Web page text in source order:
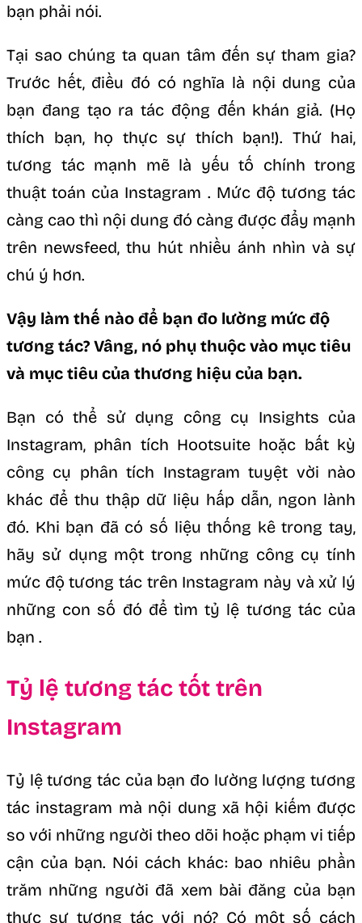
bạn phải nói.
Tại sao chúng ta quan tâm đến sự tham gia?
Trước hết, điều đó có nghĩa là nội dung của
bạn đang tạo ra tác động đến khán giả. (Họ
thích bạn, họ thực sự thích bạn!). Thứ hai,
tương tác mạnh mẽ là yếu tố chính trong
thuật toán của Instagram . Mức độ tương tác
càng cao thì nội dung đó càng được đẩy mạnh
trên newsfeed, thu hút nhiều ánh nhìn và sự
chú ý hơn.
Vậy làm thế nào để bạn đo lường mức độ
tương tác? Vâng, nó phụ thuộc vào mục tiêu
và mục tiêu của thương hiệu của bạn.
Bạn có thể sử dụng công cụ Insights của
Instagram, phân tích Hootsuite hoặc bất kỳ
công cụ phân tích Instagram tuyệt vời nào
khác để thu thập dữ liệu hấp dẫn, ngon lành
đó. Khi bạn đã có số liệu thống kê trong tay,
hãy sử dụng một trong những công cụ tính
mức độ tương tác trên Instagram này và xử lý
những con số đó để tìm tỷ lệ tương tác của
bạn .
Tỷ lệ tương tác tốt trên
Instagram
Tỷ lệ tương tác của bạn đo lường lượng tương
tác instagram mà nội dung xã hội kiếm được
so với những người theo dõi hoặc phạm vi tiếp
cận của bạn. Nói cách khác: bao nhiêu phần
trăm những người đã xem bài đăng của bạn
thực sự tương tác với nó? Có một số cách